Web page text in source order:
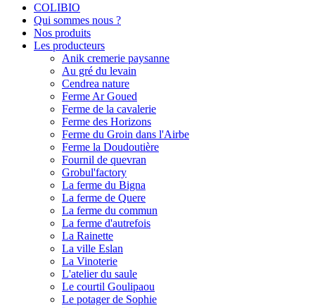
COLIBIO
Qui sommes nous ?
Nos produits
Les producteurs
Anik cremerie paysanne
Au gré du levain
Cendrea nature
Ferme Ar Goued
Ferme de la cavalerie
Ferme des Horizons
Ferme du Groin dans l'Airbe
Ferme la Doudoutière
Fournil de quevran
Grobul'factory
La ferme du Bigna
La ferme de Quere
La ferme du commun
La ferme d'autrefois
La Rainette
La ville Eslan
La Vinoterie
L'atelier du saule
Le courtil Goulipaou
Le potager de Sophie